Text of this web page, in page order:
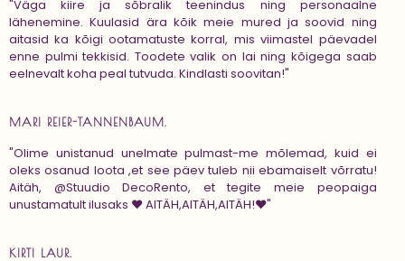
"Väga kiire ja sõbralik teenindus ning personaalne
lähenemine. Kuulasid ära kõik meie mured ja soovid ning
aitasid ka kõigi ootamatuste korral, mis viimastel päevadel
enne pulmi tekkisid. Toodete valik on lai ning kõigega saab
eelnevalt koha peal tutvuda. Kindlasti soovitan!"
MARI REIER-TANNENBAUM.
"Olime unistanud unelmate pulmast-me mõlemad, kuid ei
oleks osanud loota ,et see päev tuleb nii ebamaiselt võrratu!
Aitäh, @Stuudio DecoRento, et tegite meie peopaiga
unustamatult ilusaks ❤ AITÄH,AITÄH,AITÄH!❤"
KIRTI LAUR.